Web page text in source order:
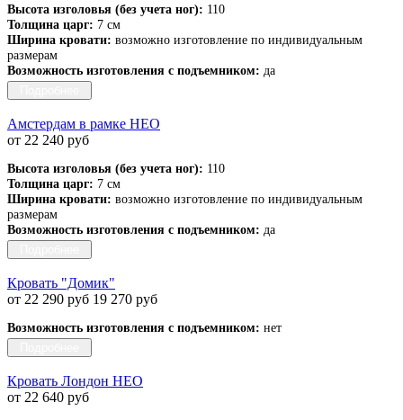
Высота изголовья (без учета ног): 110
Толщина царг: 7 см
Ширина кровати: возможно изготовление по индивидуальным
размерам
Возможность изготовления с подъемником: да
Амстердам в рамке НЕО
от 22 240 руб
Высота изголовья (без учета ног): 110
Толщина царг: 7 см
Ширина кровати: возможно изготовление по индивидуальным
размерам
Возможность изготовления с подъемником: да
Кровать "Домик"
от 22 290 руб 19 270 руб
Возможность изготовления с подъемником: нет
Кровать Лондон НЕО
от 22 640 руб